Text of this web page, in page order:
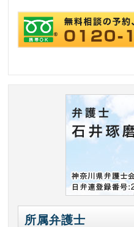
所属弁護士